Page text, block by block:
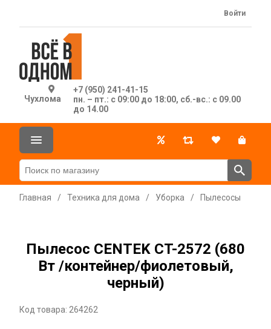
Чухлома
+7 (950) 241-41-15
пн. – пт.: с 09:00 до 18:00, сб.-вс.: с 09.00
до 14.00
Войти
Главная / Техника для дома / Уборка / Пылесосы
Пылесос CENTEK CT-2572 (680
Вт /контейнер/фиолетовый,
черный)
Код товара: 264262